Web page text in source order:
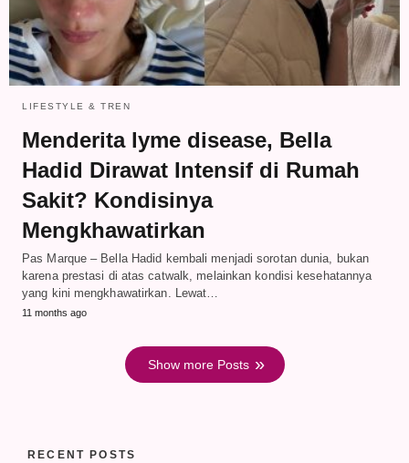
LIFESTYLE & TREN
Menderita lyme disease, Bella
Hadid Dirawat Intensif di Rumah
Sakit? Kondisinya
Mengkhawatirkan
Pas Marque – Bella Hadid kembali menjadi sorotan dunia, bukan
karena prestasi di atas catwalk, melainkan kondisi kesehatannya
yang kini mengkhawatirkan. Lewat…
11 months ago
Show more Posts
RECENT POSTS